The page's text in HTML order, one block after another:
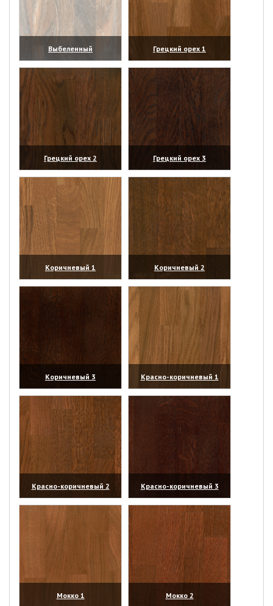
Выбеленный
(увеличить)
Грецкий орех 1
(увеличить)
Грецкий орех 2
(увеличить)
Грецкий орех 3
(увеличить)
Коричневый 1
(увеличить)
Коричневый 2
(увеличить)
Коричневый 3
(увеличить)
Красно-коричневый 1
(увеличить)
Красно-коричневый 2
(увеличить)
Красно-коричневый 3
(увеличить)
Мокко 1 Мокко 2